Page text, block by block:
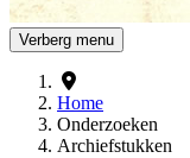
Verberg menu
Home
Onderzoeken
Archiefstukken